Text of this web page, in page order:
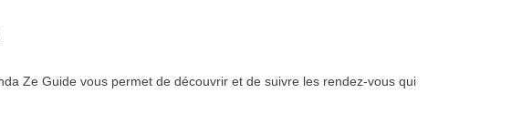
Ze Guide vous permet de découvrir et de suivre les rendez-vous qui